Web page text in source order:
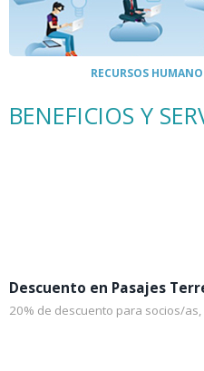
RECURSOS
BENEFICIOS Y
Descuento en Pasajes
20% de descuento para socios/